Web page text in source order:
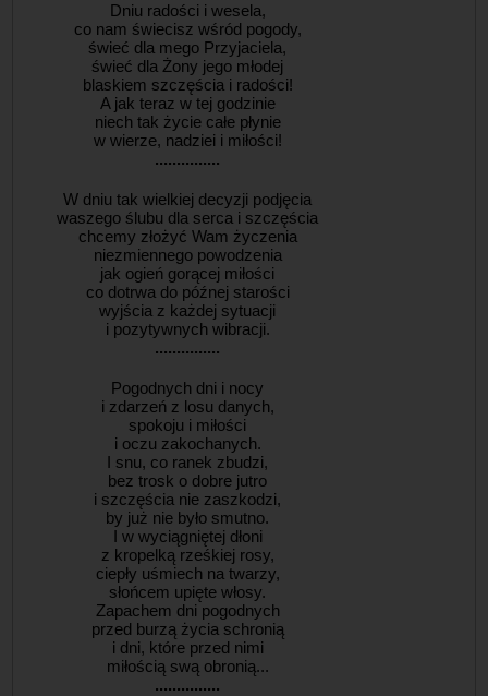
Dniu radości i wesela,
co nam świecisz wśród pogody,
świeć dla mego Przyjaciela,
świeć dla Żony jego młodej
blaskiem szczęścia i radości!
A jak teraz w tej godzinie
niech tak życie całe płynie
w wierze, nadziei i miłości!
...............
W dniu tak wielkiej decyzji podjęcia
waszego ślubu dla serca i szczęścia
chcemy złożyć Wam życzenia
niezmiennego powodzenia
jak ogień gorącej miłości
co dotrwa do późnej starości
wyjścia z każdej sytuacji
i pozytywnych wibracji.
...............
Pogodnych dni i nocy
i zdarzeń z losu danych,
spokoju i miłości
i oczu zakochanych.
I snu, co ranek zbudzi,
bez trosk o dobre jutro
i szczęścia nie zaszkodzi,
by już nie było smutno.
I w wyciągniętej dłoni
z kropelką rześkiej rosy,
ciepły uśmiech na twarzy,
słońcem upięte włosy.
Zapachem dni pogodnych
przed burzą życia schronią
i dni, które przed nimi
miłością swą obronią...
...............